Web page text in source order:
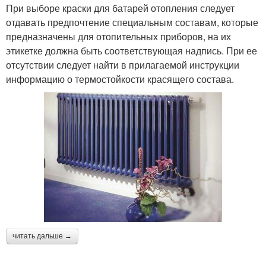
При выборе краски для батарей отопления следует
отдавать предпочтение специальным составам, которые
предназначены для отопительных приборов, на их
этикетке должна быть соответствующая надпись. При ее
отсутствии следует найти в прилагаемой инструкции
информацию о термостойкости красящего состава.
читать дальше →